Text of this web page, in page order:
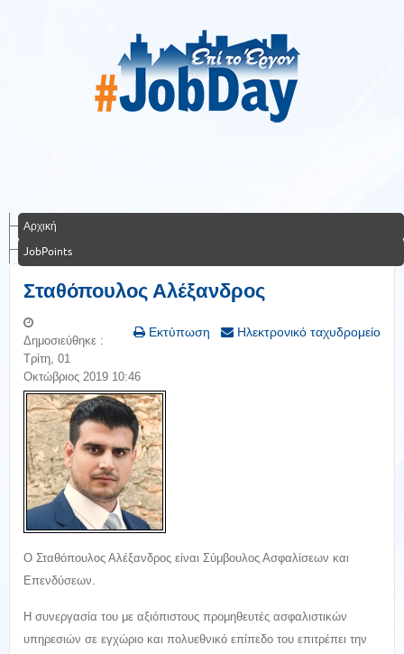
Αρχική
JobPoints
Σταθόπουλος Αλέξανδρος
Εκτύπωση Ηλεκτρονικό ταχυδρομείο
Δημοσιεύθηκε :
Τρίτη, 01
Οκτώβριος 2019 10:46
Ο Σταθόπουλος Αλέξανδρος είναι Σύμβουλος Ασφαλίσεων και
Επενδύσεων.
Η συνεργασία του με αξιόπιστους προμηθευτές ασφαλιστικών
υπηρεσιών σε εγχώριο και πολυεθνικό επίπεδο του επιτρέπει την